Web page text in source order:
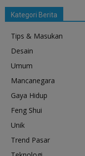
Kategori Berita
Tips & Masukan
Desain
Umum
Mancanegara
Gaya Hidup
Feng Shui
Unik
Trend Pasar